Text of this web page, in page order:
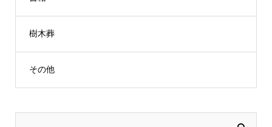
樹木葬
その他